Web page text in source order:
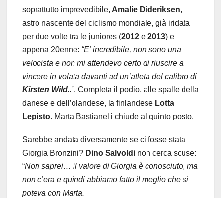
soprattutto imprevedibile, Amalie Dideriksen,
astro nascente del ciclismo mondiale, già iridata
per due volte tra le juniores (2012 e 2013) e
appena 20enne: “E’ incredibile, non sono una
velocista e non mi attendevo certo di riuscire a
vincere in volata davanti ad un’atleta del calibro di
Kirsten Wild..”. Completa il podio, alle spalle della
danese e dell’olandese, la finlandese Lotta
Lepisto. Marta Bastianelli chiude al quinto posto.
Sarebbe andata diversamente se ci fosse stata
Giorgia Bronzini? Dino Salvoldi non cerca scuse:
“Non saprei… il valore di Giorgia è conosciuto, ma
non c’era e quindi abbiamo fatto il meglio che si
poteva con Marta.